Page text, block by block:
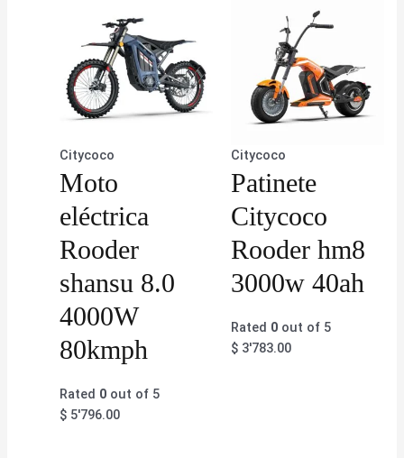
Citycoco
Moto
eléctrica
Rooder
shansu 8.0
4000W
80kmph
Rated 0 out of 5
$ 5'796.00
Citycoco
Patinete
Citycoco
Rooder hm8
3000w 40ah
Rated 0out of 5
$3'783.00